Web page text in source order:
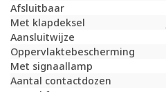
Afsluitbaar
Met klapdeksel
Aansluitwijze
Oppervlaktebescherming
Met signaallamp
Aantal contactdozen